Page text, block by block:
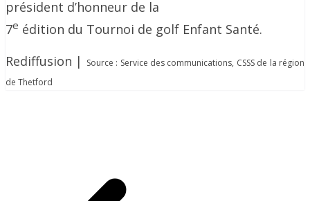
président d’honneur de la
7e édition du Tournoi de golf Enfant Santé.
Rediffusion |
Source : Service des communications, CSSS de la région
de Thetford